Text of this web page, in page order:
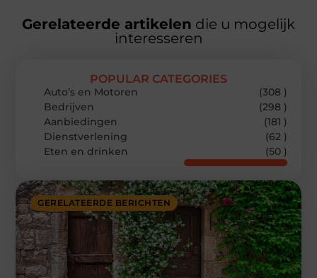
Gerelateerde artikelen die u mogelijk
interesseren
GERELATEERDE BERICHTEN
POPULAR CATEGORIES
Auto’s en Motoren
(308 )
Bedrijven
(298 )
Aanbiedingen
(181 )
Dienstverlening
(62 )
Eten en drinken
(50 )